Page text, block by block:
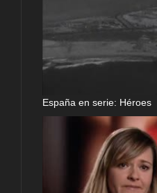
España en serie: Héroes